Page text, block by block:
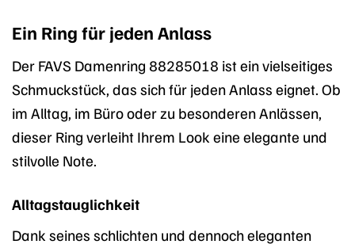
Ein Ring für jeden Anlass
Der FAVS Damenring 88285018 ist ein vielseitiges
Schmuckstück, das sich für jeden Anlass eignet. Ob
im Alltag, im Büro oder zu besonderen Anlässen,
dieser Ring verleiht Ihrem Look eine elegante und
stilvolle Note.
Alltagstauglichkeit
Dank seines schlichten und dennoch eleganten